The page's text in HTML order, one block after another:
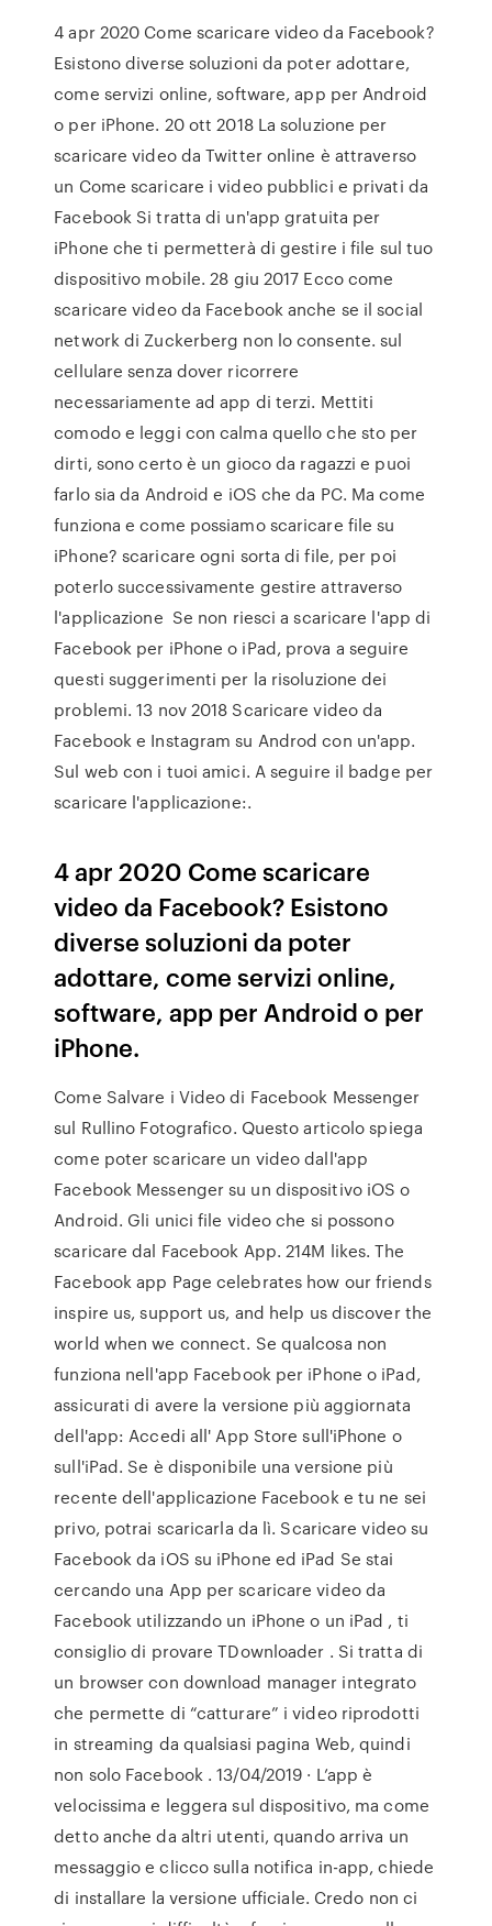
4 apr 2020 Come scaricare video da Facebook?
Esistono diverse soluzioni da poter adottare,
come servizi online, software, app per Android
o per iPhone. 20 ott 2018 La soluzione per
scaricare video da Twitter online è attraverso
un Come scaricare i video pubblici e privati da
Facebook Si tratta di un'app gratuita per
iPhone che ti permetterà di gestire i file sul tuo
dispositivo mobile. 28 giu 2017 Ecco come
scaricare video da Facebook anche se il social
network di Zuckerberg non lo consente. sul
cellulare senza dover ricorrere
necessariamente ad app di terzi. Mettiti
comodo e leggi con calma quello che sto per
dirti, sono certo è un gioco da ragazzi e puoi
farlo sia da Android e iOS che da PC. Ma come
funziona e come possiamo scaricare file su
iPhone? scaricare ogni sorta di file, per poi
poterlo successivamente gestire attraverso
l'applicazione Se non riesci a scaricare l'app di
Facebook per iPhone o iPad, prova a seguire
questi suggerimenti per la risoluzione dei
problemi. 13 nov 2018 Scaricare video da
Facebook e Instagram su Androd con un'app.
Sul web con i tuoi amici. A seguire il badge per
scaricare l'applicazione:.
4 apr 2020 Come scaricare
video da Facebook? Esistono
diverse soluzioni da poter
adottare, come servizi online,
software, app per Android o per
iPhone.
Come Salvare i Video di Facebook Messenger
sul Rullino Fotografico. Questo articolo spiega
come poter scaricare un video dall'app
Facebook Messenger su un dispositivo iOS o
Android. Gli unici file video che si possono
scaricare dal Facebook App. 214M likes. The
Facebook app Page celebrates how our friends
inspire us, support us, and help us discover the
world when we connect. Se qualcosa non
funziona nell'app Facebook per iPhone o iPad,
assicurati di avere la versione più aggiornata
dell'app: Accedi all' App Store sull'iPhone o
sull'iPad. Se è disponibile una versione più
recente dell'applicazione Facebook e tu ne sei
privo, potrai scaricarla da lì. Scaricare video su
Facebook da iOS su iPhone ed iPad Se stai
cercando una App per scaricare video da
Facebook utilizzando un iPhone o un iPad , ti
consiglio di provare TDownloader . Si tratta di
un browser con download manager integrato
che permette di “catturare” i video riprodotti
in streaming da qualsiasi pagina Web, quindi
non solo Facebook . 13/04/2019 · L’app è
velocissima e leggera sul dispositivo, ma come
detto anche da altri utenti, quando arriva un
messaggio e clicco sulla notifica in-app, chiede
di installare la versione ufficiale. Credo non ci